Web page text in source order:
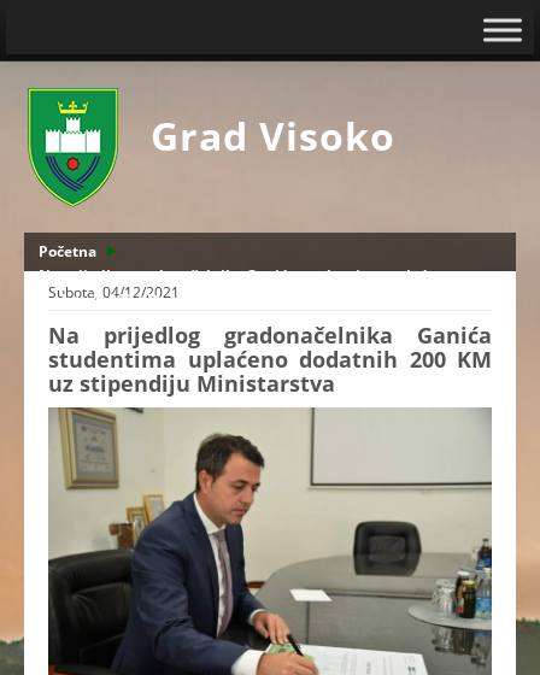
Grad Visoko
Početna
Na prijedlog gradonačelnika Ganića studentima uplaćeno
dodatnih 200 KM uz stipendiju Ministarstva
Subota, 04/12/2021
Na prijedlog gradonačelnika Ganića
studentima uplaćeno dodatnih 200 KM
uz stipendiju Ministarstva